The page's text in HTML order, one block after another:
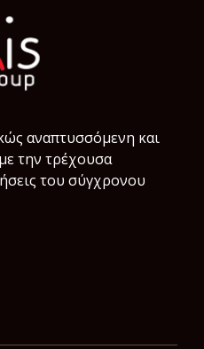
αναπτυσσόμενη και
την τρέχουσα
του σύγχρονου